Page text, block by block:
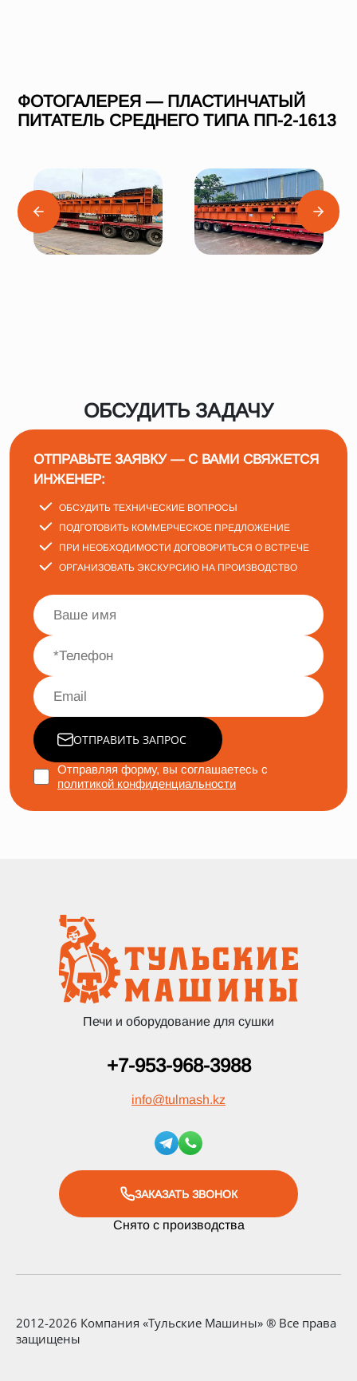
ФОТОГАЛЕРЕЯ — ПЛАСТИНЧАТЫЙ
ПИТАТЕЛЬ СРЕДНЕГО ТИПА ПП-2-1613
ОБСУДИТЬ ЗАДАЧУ
ОТПРАВЬТЕ ЗАЯВКУ — С ВАМИ СВЯЖЕТСЯ
ИНЖЕНЕР:
ОБСУДИТЬ ТЕХНИЧЕСКИЕ ВОПРОСЫ
ПОДГОТОВИТЬ КОММЕРЧЕСКОЕ ПРЕДЛОЖЕНИЕ
ПРИ НЕОБХОДИМОСТИ ДОГОВОРИТЬСЯ О ВСТРЕЧЕ
ОРГАНИЗОВАТЬ ЭКСКУРСИЮ НА ПРОИЗВОДСТВО
ОТПРАВИТЬ ЗАПРОС
Отправляя форму, вы соглашаетесь с
политикой конфиденциальности
Печи и оборудование для сушки
+7-953-968-3988
info@tulmash.kz
ЗАКАЗАТЬ ЗВОНОК
Снято с производства
2012-2026 Компания «Тульские Машины» ® Все права
защищены